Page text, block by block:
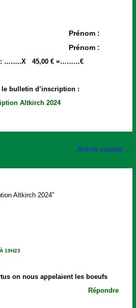
:
:
: ……..X 45,00 € =………€
le bulletin d’inscription :
Altkirch 2024
Article suivant →
Altkirch 2024”
19H23
on nous appelaient les boeufs
Répondre